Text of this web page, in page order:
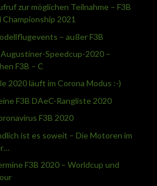
zur möglichen Teilnahme – F3B
Championship 2021
– außer F3B
Augustiner-Speedcup-2020 –
F3B – C
2020 läuft im Corona Modus :-)
F3B DAeC-Rangliste 2020
F3B 2020
ist es soweit – Die Motoren im
F3B 2020 – Worldcup und